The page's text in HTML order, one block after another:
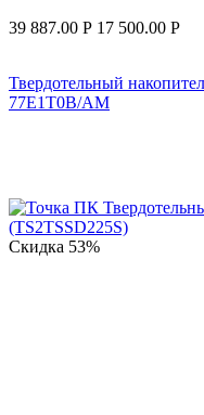
39 887.00 Р 17 500.00 Р
Твердотельный
77E1T0B/AM
Скидка 53%